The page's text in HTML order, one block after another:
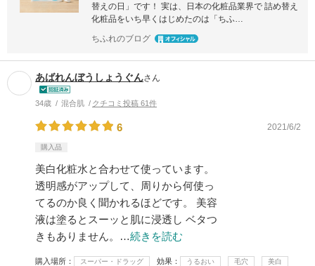
替えの日」です！ 実は、日本の化粧品業界で 詰め替え
化粧品をいち早くはじめたのは「ちふ…
ちふれのブログ
あばれんぼうしょうぐんさん
34歳 混合肌 クチコミ投稿 61件
6 2021/6/2
購入品
美白化粧水と合わせて使っています。
透明感がアップして、周りから何使っ
てるのか良く聞かれるほどです。 美容
液は塗るとスーッと肌に浸透し ベタつ
きもありません。…続きを読む
購入場所 スーパー・ドラッグ 効果 うるおい 毛穴 美白